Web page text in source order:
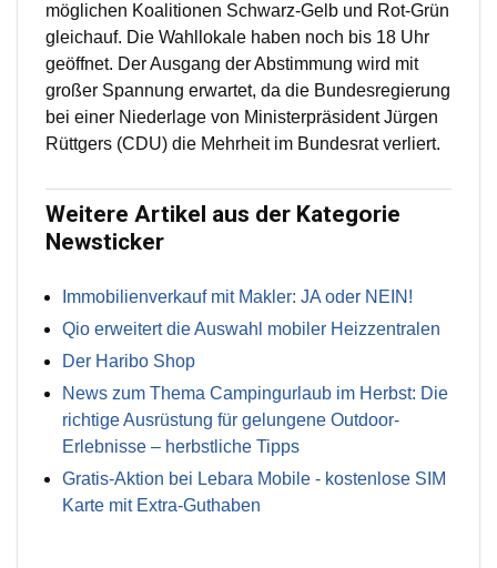
möglichen Koalitionen Schwarz-Gelb und Rot-Grün
gleichauf. Die Wahllokale haben noch bis 18 Uhr
geöffnet. Der Ausgang der Abstimmung wird mit
großer Spannung erwartet, da die Bundesregierung
bei einer Niederlage von Ministerpräsident Jürgen
Rüttgers (CDU) die Mehrheit im Bundesrat verliert.
Weitere Artikel aus der Kategorie
Newsticker
Immobilienverkauf mit Makler: JA oder NEIN!
Qio erweitert die Auswahl mobiler Heizzentralen
Der Haribo Shop
News zum Thema Campingurlaub im Herbst: Die
richtige Ausrüstung für gelungene Outdoor-
Erlebnisse – herbstliche Tipps
Gratis-Aktion bei Lebara Mobile - kostenlose SIM
Karte mit Extra-Guthaben